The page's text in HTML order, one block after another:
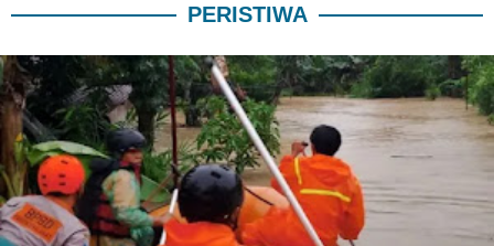
PERISTIWA